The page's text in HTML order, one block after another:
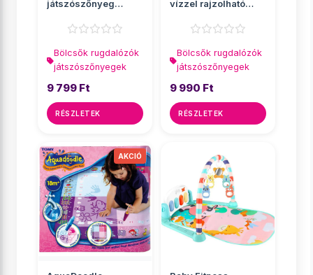
játszószőnyeg
Bölcsők rugdalózók
játszószőnyegek
9 799 Ft
RÉSZLETEK
vízzel rajzolható
Bölcsők rugdalózók
játszószőnyegek
9 990 Ft
RÉSZLETEK